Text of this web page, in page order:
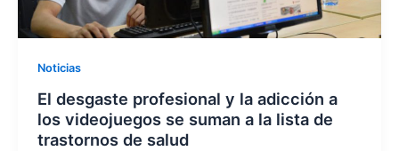
Noticias
El desgaste profesional y la adicción a
los videojuegos se suman a la lista de
trastornos de salud